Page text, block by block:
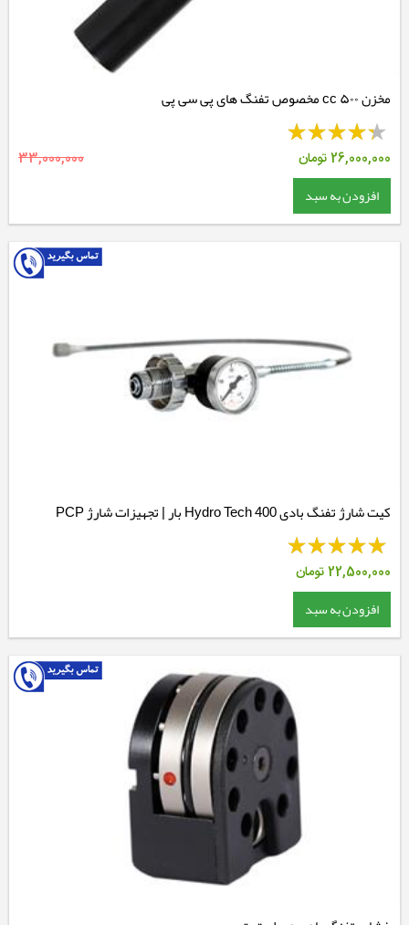
مخزن ۵۰۰ cc مخصوص تفنگ های پی سی پی
26,000,000تومان 33,000,000
افزودن به سبد
کیت شارژ تفنگ بادی Hydro Tech 400 بار | تجهیزات شارژ PCP
حرفه‌ای
22,500,000تومان
افزودن به سبد